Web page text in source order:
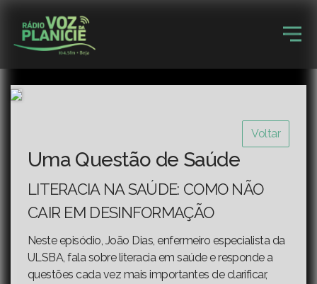
Voltar
Uma Questão de Saúde
LITERACIA NA SAÚDE: COMO NÃO
CAIR EM DESINFORMAÇÃO
Neste episódio, João Dias, enfermeiro especialista da
ULSBA, fala sobre literacia em saúde e responde a
questões cada vez mais importantes de clarificar,